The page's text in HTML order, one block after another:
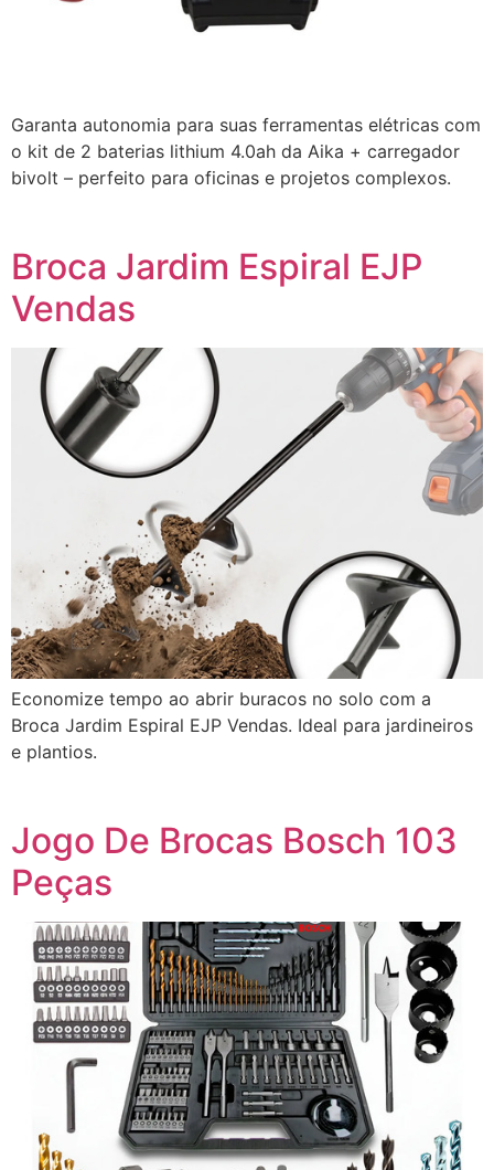
Garanta autonomia para suas ferramentas elétricas com
o kit de 2 baterias lithium 4.0ah da Aika + carregador
bivolt – perfeito para oficinas e projetos complexos.
Broca Jardim Espiral EJP
Vendas
Economize tempo ao abrir buracos no solo com a
Broca Jardim Espiral EJP Vendas. Ideal para jardineiros
e plantios.
Jogo De Brocas Bosch 103
Peças